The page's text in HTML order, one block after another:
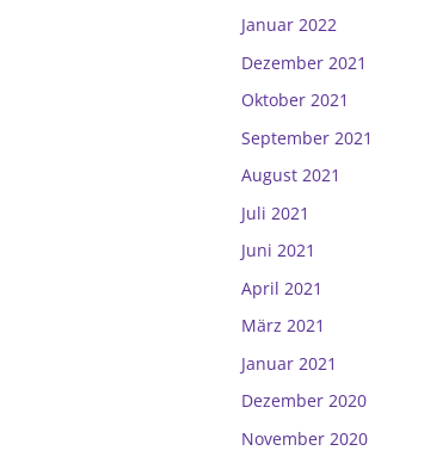
Januar 2022
Dezember 2021
Oktober 2021
September 2021
August 2021
Juli 2021
Juni 2021
April 2021
März 2021
Januar 2021
Dezember 2020
November 2020